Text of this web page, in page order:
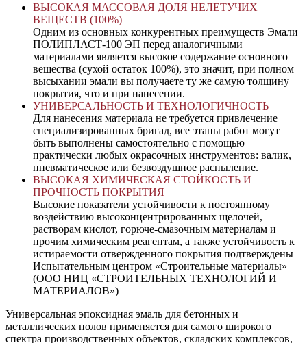
ВЫСОКАЯ МАССОВАЯ ДОЛЯ НЕЛЕТУЧИХ
ВЕЩЕСТВ (100%)
Одним из основных конкурентных преимуществ Эмали
ПОЛИПЛАСТ-100 ЭП перед аналогичными
материалами является высокое содержание основного
вещества (сухой остаток 100%), это значит, при полном
высыхании эмали вы получаете ту же самую толщину
покрытия, что и при нанесении.
УНИВЕРСАЛЬНОСТЬ И ТЕХНОЛОГИЧНОСТЬ
Для нанесения материала не требуется привлечение
специализированных бригад, все этапы работ могут
быть выполнены самостоятельно с помощью
практически любых окрасочных инструментов: валик,
пневматическое или безвоздушное распыление.
ВЫСОКАЯ ХИМИЧЕСКАЯ СТОЙКОСТЬ И
ПРОЧНОСТЬ ПОКРЫТИЯ
Высокие показатели устойчивости к постоянному
воздействию высоконцентрированных щелочей,
растворам кислот, горюче-смазочным материалам и
прочим химическим реагентам, а также устойчивость к
истираемости отвержденного покрытия подтверждены
Испытательным центром «Строительные материалы»
(ООО НИЦ «СТРОИТЕЛЬНЫХ ТЕХНОЛОГИЙ И
МАТЕРИАЛОВ»)
Универсальная эпоксидная эмаль для бетонных и
металлических полов применяется для самого широкого
спектра производственных объектов, складских комплексов,